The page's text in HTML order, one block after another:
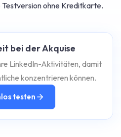
Testversion ohne Kreditkarte.
bei der Akquise
LinkedIn-Aktivitäten, damit
konzentrieren können.
testen